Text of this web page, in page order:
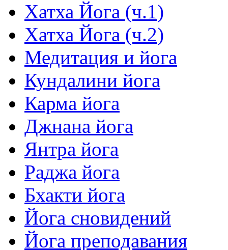
Хатха Йога (ч.1)
Хатха Йога (ч.2)
Медитация и йога
Кундалини йога
Карма йога
Джнана йога
Янтра йога
Раджа йога
Бхакти йога
Йога сновидений
Йога преподавания